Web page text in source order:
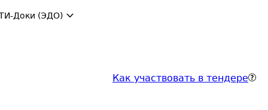
Доки (ЭДО)
Как участвовать в тендере